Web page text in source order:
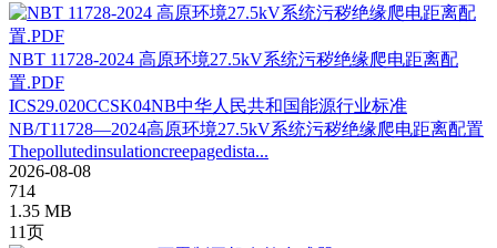
NBT 11728-2024 高原环境27.5kV系统污秽绝缘爬电距离配
置.PDF
ICS29.020CCSK04NB中华人民共和国能源行业标准
NB/T11728—2024高原环境27.5kV系统污秽绝缘爬电距离配置
Thepollutedinsulationcreepagedista...
2026-08-08
714
1.35 MB
11页